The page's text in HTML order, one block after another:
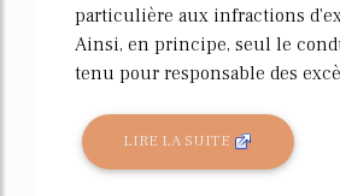
particulière aux infractions
Ainsi, en principe, seul le
tenu pour responsable des
LIRE LA SUITE